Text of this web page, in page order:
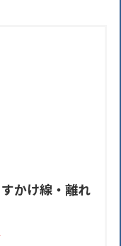
かけ線・離れ